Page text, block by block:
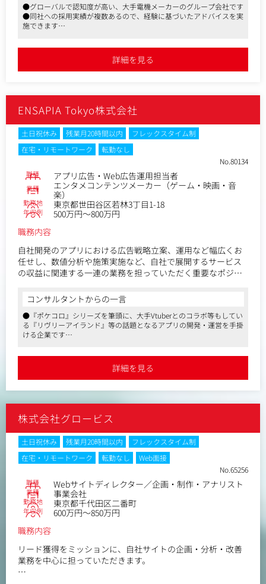
これまでのご経験やスキル、および今後の能力向上に応じ
て、多様なキャリアパスを用意しています。まずは集客/送客
面における課題解決から取り組んでいただき、PMM/PDM領域
▼入社後の研修・教育体制入社初日は各種制度、社内システ
ムのご案内をはじめ、会社全体の説明を通してドメインへの
JTを中心に、丁寧なキャッチアップ期間を設けています。適
切なタイミングでの上長との1on1や、所属チームでの日次/週
次ミーティングを設けるなどし、業務面でのサポートをおこ
ないます。
●グローバルで認知度が高い、大手電機メーカーのグループ会社です
●同社への採用実績が複数あるので、経験に基づいたアドバイスを実
施できます
詳細を見る
ENSAPIA Tokyo株式会社
土日祝休み 残業月20時間以内
フレックスタイム制
在宅・リモートワーク
転勤なし
No.80134
職種 アプリ広告・Web広告運用担当者
業種
エンタメコンテンツメーカー（ゲーム・映画・音
楽）
勤務地 東京都世田谷区若林3丁目1-18
年収例
500万円～800万円
職務内容
自社開発のアプリにおける広告戦略立案、運用など幅広くお
任せし、数値分析や施策実施など、自社で展開するサービス
の収益に関連する一連の業務を担っていただく重要なポジシ
〈具体的には〉
●アプリ広告の運用（Google広告、Meta広告、Tiktok広告、
ADNW、DSP、インセンティブ広告など）
●アプリ広告の結果分析・配信改善提案・レポーティングな
●広告クリエイティブの設計
●担当部署(事業部)との効果改善ミーティング
コンサルタントからの一言
●『ポケコロ』シリーズを筆頭に、大手Vtuberとのコラボ等もしてい
る『リヴリーアイランド』等の話題となるアプリの開発・運営を手掛
ける企業です
●自社ビルにジムやデリなどの充実した設備が導入されているほか、
リモートワークも併用した働きやすい環境が整っています
詳細を見る
株式会社グロービス
土日祝休み 残業月20時間以内
フレックスタイム制
在宅・リモートワーク
転勤なし
Web面接
No.65256
職種 Webサイトディレクター／企画・制作・アナリスト
業種 事業会社
勤務地 東京都千代田区二番町
年収例
600万円～850万円
職務内容
リード獲得をミッションに、自社サイトの企画・分析・改善
業務を中心に担っていただきます。